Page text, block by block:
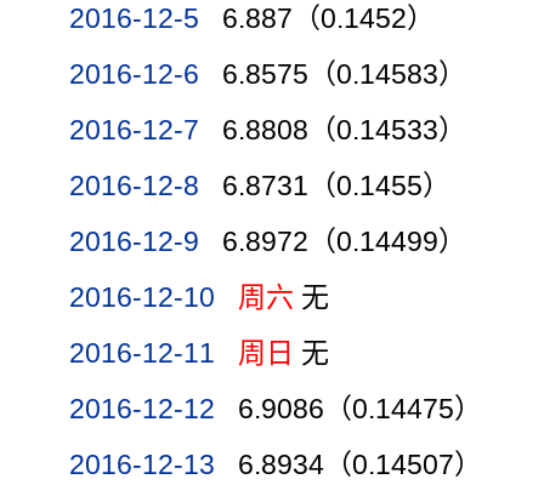
2016-12-5
6.887（0.1452）
2016-12-6
6.8575（0.14583）
2016-12-7
6.8808（0.14533）
2016-12-8
6.8731（0.1455）
2016-12-9
6.8972（0.14499）
2016-12-10
周六 无
2016-12-11
周日 无
2016-12-12
6.9086（0.14475）
2016-12-13
6.8934（0.14507）